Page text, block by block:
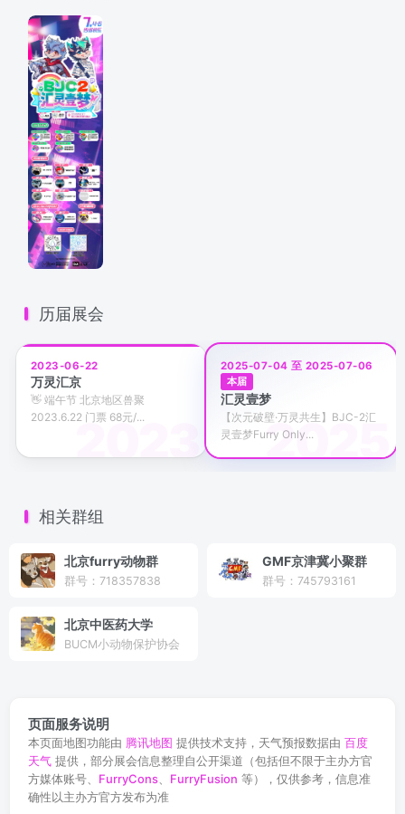
历届展会
2023-06-22
万灵汇京
👋 端午节 北京地区兽聚
2023.6.22 门票 68元/...
2025-07-04 至 2025-07-06
本届
汇灵壹梦
【次元破壁·万灵共生】BJC-2汇
灵壹梦Furry Only...
相关群组
北京furry动物群
群号：718357838
GMF京津冀小聚群
群号：745793161
北京中医药大学
BUCM小动物保护协会
页面服务说明
本页面地图功能由 腾讯地图 提供技术支持，天气预报数据由 百度
天气 提供，部分展会信息整理自公开渠道（包括但不限于主办方官
方媒体账号、 FurryCons、 FurryFusion 等），仅供参考，信息准
确性以主办方官方发布为准